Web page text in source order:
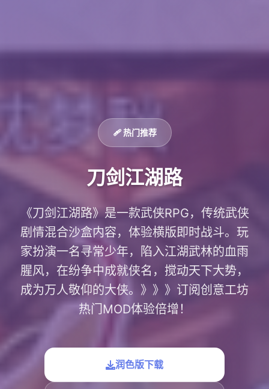
🩹 热门推荐
刀剑江湖路
《刀剑江湖路》是一款武侠RPG，传统武侠
剧情混合沙盒内容，体验横版即时战斗。玩
家扮演一名寻常少年，陷入江湖武林的血雨
腥风，在纷争中成就侠名，搅动天下大势，
成为万人敬仰的大侠。》》》订阅创意工坊
热门MOD体验倍增！
润色版下载